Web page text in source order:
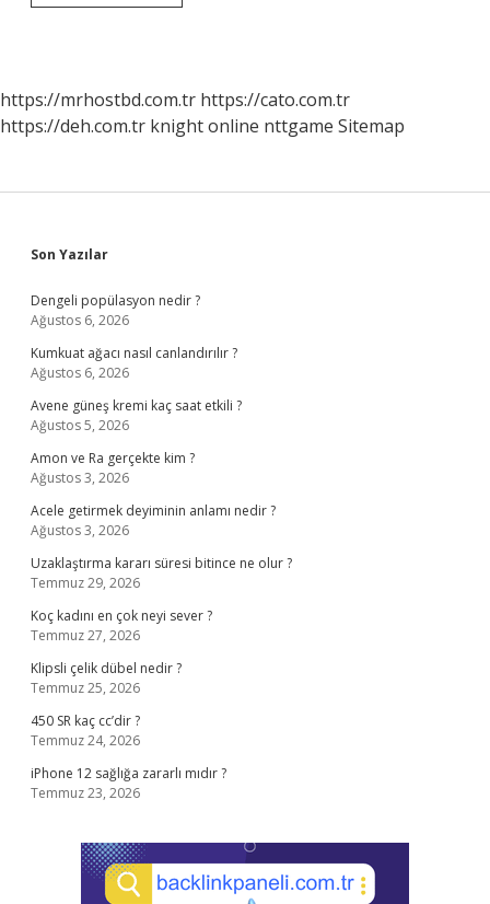
Boya
https://mrhostbd.com.tr https://cato.com.tr
https://deh.com.tr knight online nttgame Sitemap
Sidebar
Son Yazılar
Dengeli popülasyon nedir ?
Ağustos 6, 2026
Kumkuat ağacı nasıl canlandırılır ?
Ağustos 6, 2026
Avene güneş kremi kaç saat etkili ?
Ağustos 5, 2026
Amon ve Ra gerçekte kim ?
Ağustos 3, 2026
Acele getirmek deyiminin anlamı nedir ?
Ağustos 3, 2026
Uzaklaştırma kararı süresi bitince ne olur ?
Temmuz 29, 2026
Koç kadını en çok neyi sever ?
Temmuz 27, 2026
Klipsli çelik dübel nedir ?
Temmuz 25, 2026
450 SR kaç cc’dir ?
Temmuz 24, 2026
iPhone 12 sağlığa zararlı mıdır ?
Temmuz 23, 2026